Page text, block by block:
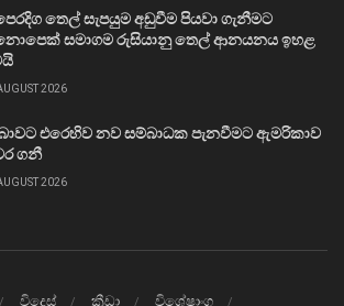
තෙල් සැපයුම අඩුවීම පියවා ගැනීමට
සමාගම රුසියානු තෙල් ආනයනය ඉහළ
2026
එරෙහිව නව සම්බාධක පැනවීමට ඇමරිකාව
ගනී
2026
විදෙස් ක්‍රීඩා විශේෂාංග